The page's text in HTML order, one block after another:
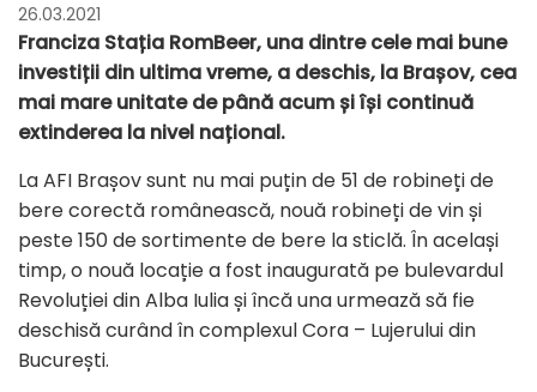
26.03.2021
Franciza Stația RomBeer, una dintre cele mai bune
investiții din ultima vreme, a deschis, la Brașov, cea
mai mare unitate de până acum și își continuă
extinderea la nivel național.
La AFI Brașov sunt nu mai puțin de 51 de robineți de
bere corectă românească, nouă robineți de vin și
peste 150 de sortimente de bere la sticlă. În același
timp, o nouă locație a fost inaugurată pe bulevardul
Revoluției din Alba Iulia și încă una urmează să fie
deschisă curând în complexul Cora – Lujerului din
București.